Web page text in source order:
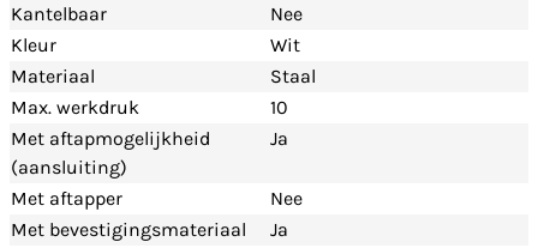
Kantelbaar
Nee
Kleur
Wit
Materiaal
Staal
Max. werkdruk
10
Met aftapmogelijkheid
(aansluiting)
Ja
Met aftapper
Nee
Met bevestigingsmateriaal
Ja